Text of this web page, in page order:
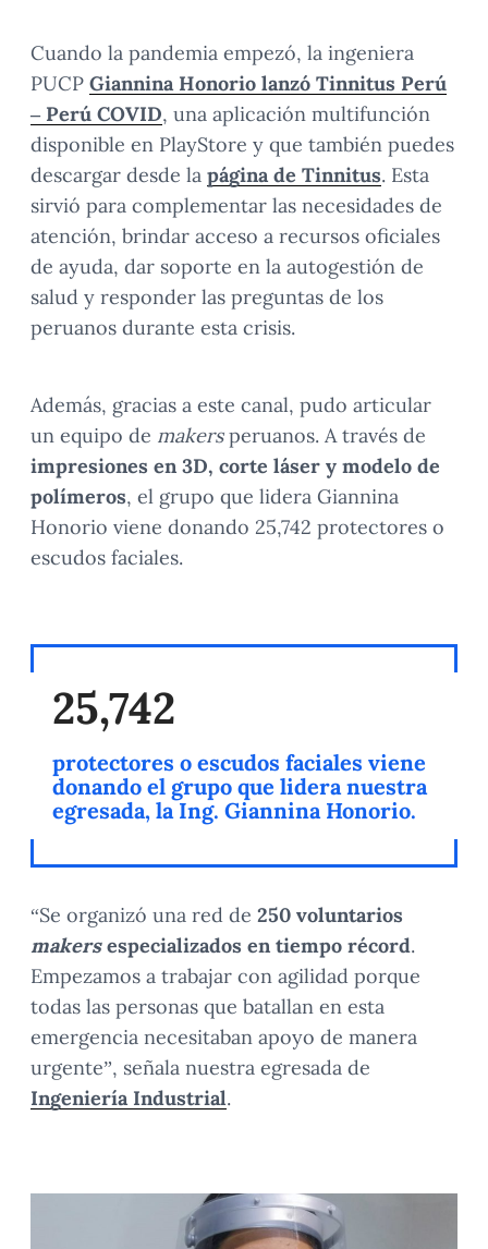
Cuando la pandemia empezó, la ingeniera
PUCP Giannina Honorio lanzó Tinnitus Perú
– Perú COVID, una aplicación multifunción
disponible en PlayStore y que también puedes
descargar desde la página de Tinnitus. Esta
sirvió para complementar las necesidades de
atención, brindar acceso a recursos oficiales
de ayuda, dar soporte en la autogestión de
salud y responder las preguntas de los
peruanos durante esta crisis.
Además, gracias a este canal, pudo articular
un equipo de makersperuanos. A través de
impresiones en 3D, corte láser y modelo de
polímeros, el grupo que lidera Giannina
Honorio viene donando 25,742 protectores o
escudos faciales.
25,742
protectores o escudos faciales viene
donando el grupo que lidera nuestra
egresada, la Ing. Giannina Honorio.
“Se organizó una red de 250 voluntarios
makersespecializados en tiempo récord.
Empezamos a trabajar con agilidad porque
todas las personas que batallan en esta
emergencia necesitaban apoyo de manera
urgente”, señala nuestra egresada de
Ingeniería Industrial.